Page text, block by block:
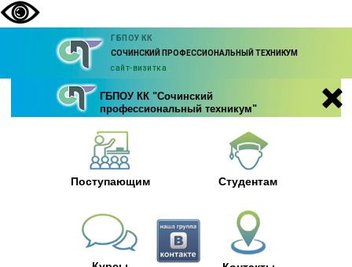
ГБПОУ КК
сайт-визитка
СОЧИНСКИЙ ПРОФЕССИОНАЛЬНЫЙ ТЕХНИКУМ
Поступающим Студентам
ГБПОУ КК "Сочинский
профессиональный техникум"